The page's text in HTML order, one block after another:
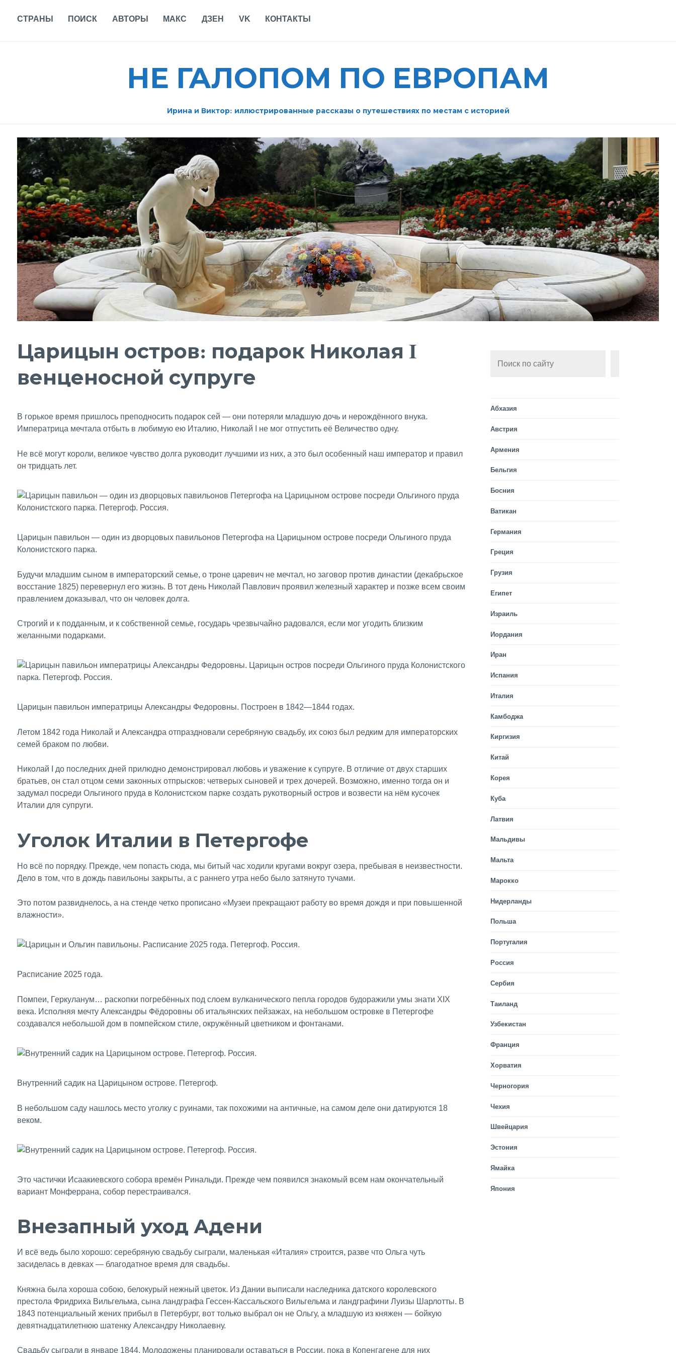
СТРАНЫ ПОИСК АВТОРЫ МАКС ДЗЕН VK КОНТАКТЫ
НЕ ГАЛОПОМ ПО ЕВРОПАМ
Ирина и Виктор: иллюстрированные рассказы о путешествиях по местам с историей
Царицын остров: подарок Николая I
венценосной супруге
В горькое время пришлось преподносить подарок сей — они потеряли младшую дочь и нерождённого внука.
Императрица мечтала отбыть в любимую ею Италию, Николай I не мог отпустить её Величество одну.
Не всё могут короли, великое чувство долга руководит лучшими из них, а это был особенный наш император и правил
он тридцать лет.
Царицын павильон — один из дворцовых павильонов Петергофа на Царицыном острове посреди Ольгиного пруда
Колонистского парка.
Будучи младшим сыном в императорский семье, о троне царевич не мечтал, но заговор против династии (декабрьское
восстание 1825) перевернул его жизнь. В тот день Николай Павлович проявил железный характер и позже всем своим
правлением доказывал, что он человек долга.
Строгий и к подданным, и к собственной семье, государь чрезвычайно радовался, если мог угодить близким
желанными подарками.
Царицын павильон императрицы Александры Федоровны. Построен в 1842—1844 годах.
Летом 1842 года Николай и Александра отпраздновали серебряную свадьбу, их союз был редким для императорских
семей браком по любви.
Николай I до последних дней прилюдно демонстрировал любовь и уважение к супруге. В отличие от двух старших
братьев, он стал отцом семи законных отпрысков: четверых сыновей и трех дочерей. Возможно, именно тогда он и
задумал посреди Ольгиного пруда в Колонистском парке создать рукотворный остров и возвести на нём кусочек
Италии для супруги.
Уголок Италии в Петергофе
Но всё по порядку. Прежде, чем попасть сюда, мы битый час ходили кругами вокруг озера, пребывая в неизвестности.
Дело в том, что в дождь павильоны закрыты, а с раннего утра небо было затянуто тучами.
Это потом развиднелось, а на стенде четко прописано «Музеи прекращают работу во время дождя и при повышенной
влажности».
Расписание 2025 года.
Помпеи, Геркуланум… раскопки погребённых под слоем вулканического пепла городов будоражили умы знати XIX
века. Исполняя мечту Александры Фёдоровны об итальянских пейзажах, на небольшом островке в Петергофе
создавался небольшой дом в помпейском стиле, окружённый цветником и фонтанами.
Внутренний садик на Царицыном острове. Петергоф.
В небольшом саду нашлось место уголку с руинами, так похожими на античные, на самом деле они датируются 18
веком.
Это частички Исаакиевского собора времён Ринальди. Прежде чем появился знакомый всем нам окончательный
вариант Монферрана, собор перестраивался.
Внезапный уход Адени
И всё ведь было хорошо: серебряную свадьбу сыграли, маленькая «Италия» строится, разве что Ольга чуть
засиделась в девках — благодатное время для свадьбы.
Княжна была хороша собою, белокурый нежный цветок. Из Дании выписали наследника датского королевского
престола Фридриха Вильгельма, сына ландграфа Гессен-Кассальского Вильгельма и ландграфини Луизы Шарлотты. В
1843 потенциальный жених прибыл в Петербург, вот только выбрал он не Ольгу, а младшую из княжен — бойкую
девятнадцатилетнюю шатенку Александру Николаевну.
Свадьбу сыграли в январе 1844. Молодожены планировали оставаться в России, пока в Копенгагене для них
Абхазия
Австрия
Армения
Бельгия
Босния
Ватикан
Германия
Греция
Грузия
Египет
Израиль
Иордания
Иран
Испания
Италия
Камбоджа
Киргизия
Китай
Корея
Куба
Латвия
Мальдивы
Мальта
Марокко
Нидерланды
Польша
Португалия
Россия
Сербия
Таиланд
Узбекистан
Франция
Хорватия
Черногория
Чехия
Швейцария
Эстония
Ямайка
Япония